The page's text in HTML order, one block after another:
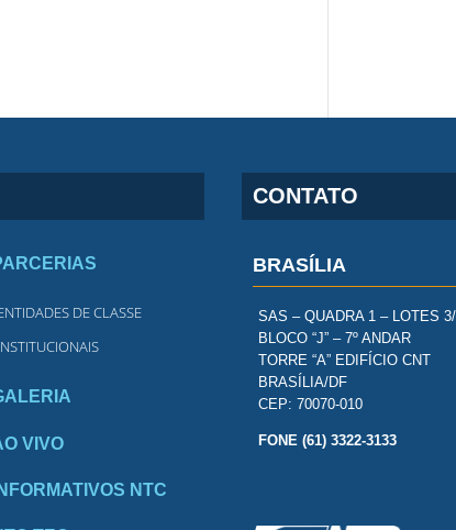
CONTATO
DE CLASSE
VIVO
INFORMATIVOS NTC
BRASÍLIA
SAS – QUADRA 1 – LOTES
BLOCO “J” – 7º ANDAR
TORRE “A” EDIFÍCIO CNT
BRASÍLIA/DF
CEP: 70070-010
FONE (61) 3322-3133